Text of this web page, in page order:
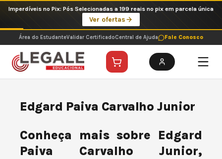
o
conteúdo
Imperdíveis no Pix: Pós Selecionadas a 199 reais no pix em parcela única
Ver ofertas
Área do EstudanteValidar CertificadoCentral de Ajuda Fale Conosco
Edgard Paiva Carvalho Junior
Conheça mais sobre Edgard
Paiva Carvalho Junior,